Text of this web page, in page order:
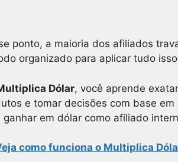
ponto, a maioria dos afiliados
organizado para aplicar tudo
Dólar, você aprende
e tomar decisões com base
ganhar em dólar como afiliado
como funciona o Multiplica